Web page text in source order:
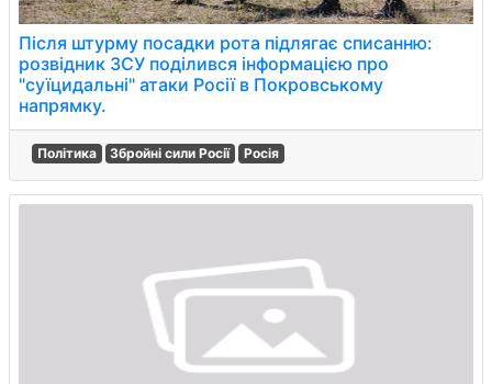
Після штурму посадки рота підлягає списанню:
розвідник ЗСУ поділився інформацією про
"суїцидальні" атаки Росії в Покровському
напрямку.
Політика Збройні сили Росії Росія